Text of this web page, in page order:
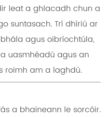
leat a ghlacadh chun a
suntasach. Trí dhíriú ar
agus oibríochtúla,
uasmhéadú agus an
roimh am a laghdú.
a bhaineann le sorcóir.